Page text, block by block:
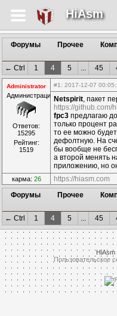
HiAsm
Форумы Прочее
← Ctrl 1 4 5 ... 45
Administrator
Администрация
Ответов:
15295
Рейтинг:
1519
#1 : 2017-12-07
Netspirit, пакет
https://github.com/
fpc3 предлагаю
только процент
то ее можно
дефолтную. На
бы вообще не
а второй менять
приложению, но
карма: 26 https://hiasm.com
Форумы
Прочее
← Ctrl 1 4 5 ... 45
HiAsm
Пользовательское